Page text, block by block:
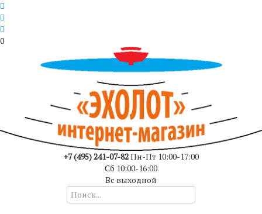
0
+7 (495) 241-07-82Пн-Пт 10:00-17:00
Сб 10:00-16:00
Вс выходной